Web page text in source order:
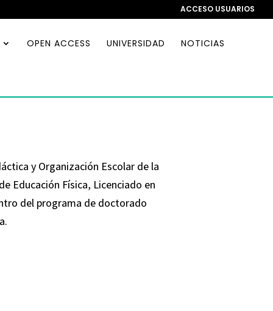
ACCESO USUARIOS
OPEN ACCESS UNIVERSIDAD NOTICIAS
y Organización Escolar de la
Educación Física, Licenciado en
del programa de doctorado